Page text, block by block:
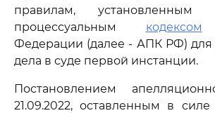
правилам, установленным
процессуальным кодексом
Федерации (далее - АПК РФ) для
дела в суде первой инстанции.
Постановлением
21.09.2022, оставленным в силе